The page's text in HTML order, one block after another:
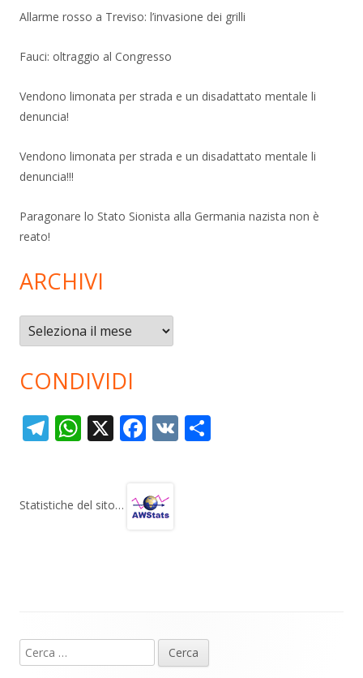
Allarme rosso a Treviso: l’invasione dei grilli
Fauci: oltraggio al Congresso
Vendono limonata per strada e un disadattato mentale li
denuncia!
Vendono limonata per strada e un disadattato mentale li
denuncia!!!
Paragonare lo Stato Sionista alla Germania nazista non è
reato!
ARCHIVI
Archivi
CONDIVIDI
T
gr
W
s
X F
b
V
Statistiche del sito…
piè
Ricerca
per: